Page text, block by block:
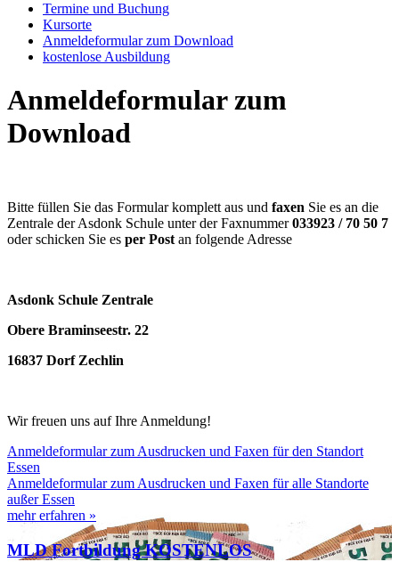
Termine und Buchung
Kursorte
Anmeldeformular zum Download
kostenlose Ausbildung
Anmeldeformular zum
Download
Bitte füllen Sie das Formular komplett aus und faxen Sie es an die
Zentrale der Asdonk Schule unter der Faxnummer033923 / 70 50 7
oder schicken Sie es per Post an folgende Adresse
Asdonk Schule Zentrale
Obere Braminseestr. 22
16837 Dorf Zechlin
Wir freuen uns auf Ihre Anmeldung!
Anmeldeformular zum Ausdrucken und Faxen für den Standort
Essen
Anmeldeformular zum Ausdrucken und Faxen für alle Standorte
außer Essen
mehr erfahren »
MLD Fortbildung KOSTENLOS